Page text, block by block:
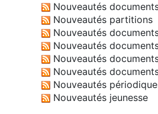
Nouveautés
Nouveautés partitions
Nouveautés
Nouveautés
Nouveautés
Nouveautés
Nouveautés
Nouveautés jeunesse